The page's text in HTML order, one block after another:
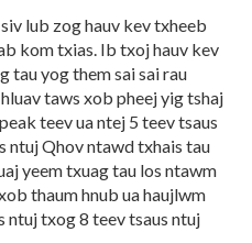
lub zog hauv kev txheeb
kom txias. Ib txoj hauv kev
tau yog them sai sai rau
taws xob pheej yig tshaj
teev ua ntej 5 teev tsaus
ntuj Qhov ntawd txhais tau
yeem txuag tau los ntawm
thaum hnub ua haujlwm
ntuj txog 8 teev tsaus ntuj